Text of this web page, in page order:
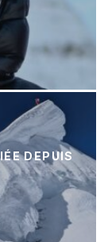
DEPUIS